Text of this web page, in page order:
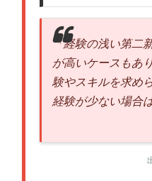
「経験の浅い第二
が高いケースもあ
験やスキルを求め
経験が少ない場合